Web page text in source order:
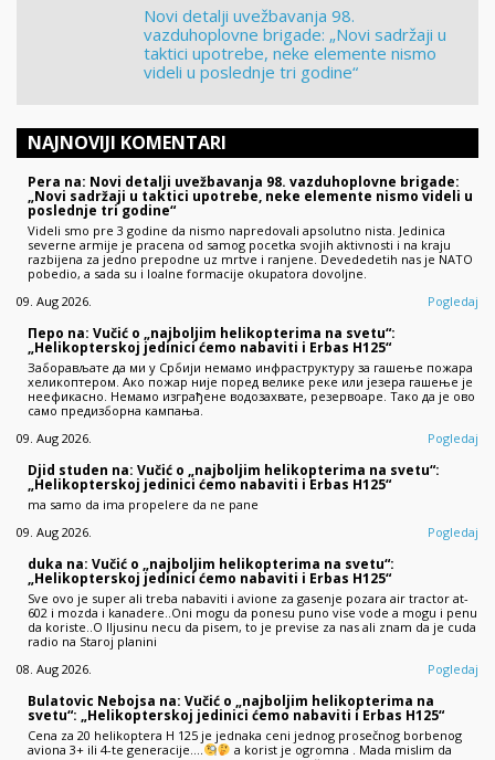
Novi detalji uvežbavanja 98.
vazduhoplovne brigade: „Novi sadržaji u
taktici upotrebe, neke elemente nismo
videli u poslednje tri godine“
NAJNOVIJI KOMENTARI
Pera na: Novi detalji uvežbavanja 98. vazduhoplovne brigade:
„Novi sadržaji u taktici upotrebe, neke elemente nismo videli u
poslednje tri godine“
Videli smo pre 3 godine da nismo napredovali apsolutno nista. Jedinica
severne armije je pracena od samog pocetka svojih aktivnosti i na kraju
razbijena za jedno prepodne uz mrtve i ranjene. Devededetih nas je NATO
pobedio, a sada su i loalne formacije okupatora dovoljne.
09. Aug 2026.
Pogledaj
Перо na: Vučić o „najboljim helikopterima na svetu“:
„Helikopterskoj jedinici ćemo nabaviti i Erbas H125“
Заборављате да ми у Србији немамо инфраструктуру за гашење пожара
хеликоптером. Ако пожар није поред велике реке или језера гашење је
неефикасно. Немамо изграђене водозахвате, резервоаре. Тако да је ово
само предизборна кампања.
09. Aug 2026.
Pogledaj
Djid studen na: Vučić o „najboljim helikopterima na svetu“:
„Helikopterskoj jedinici ćemo nabaviti i Erbas H125“
ma samo da ima propelere da ne pane
09. Aug 2026.
Pogledaj
duka na: Vučić o „najboljim helikopterima na svetu“:
„Helikopterskoj jedinici ćemo nabaviti i Erbas H125“
Sve ovo je super ali treba nabaviti i avione za gasenje pozara air tractor at-
602 i mozda i kanadere..Oni mogu da ponesu puno vise vode a mogu i penu
da koriste..O Iljusinu necu da pisem, to je previse za nas ali znam da je cuda
radio na Staroj planini
08. Aug 2026.
Pogledaj
Bulatovic Nebojsa na: Vučić o „najboljim helikopterima na
svetu“: „Helikopterskoj jedinici ćemo nabaviti i Erbas H125“
Cena za 20 helikoptera H 125 je jednaka ceni jednog prosečnog borbenog
aviona 3+ ili 4-te generacije....
a korist je ogromna . Mada mislim da